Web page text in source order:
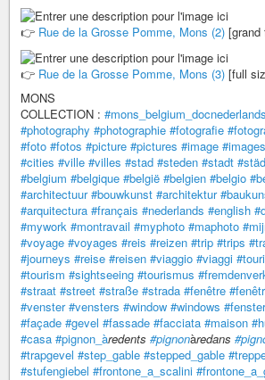
👉 Rue de la Grosse Pomme, Mons (2) [grand
👉 Rue de la Grosse Pomme, Mons (3) [full
MONS
COLLECTION : #mons_belgium_docnederlands
#photography #photographie #fotografie
#foto #fotos #picture #pictures #image #images
#cities #ville #villes #stad #steden #stadt
#belgium #belgique #belgië #belgien #belgio
#architectuur #bouwkunst #architektur
#arquitectura #français #nederlands #english
#mywork #montravail #myphoto #maphoto
#voyage #voyages #reis #reizen #trip #trips
#journeys #reise #reisen #viaggio #viaggi
#tourism #sightseeing #tourismus
#straat #street #straße #strada #fenêtre
#venster #vensters #window #windows #fenster
#façade #gevel #fassade #facciata #maison
#casa #pignon_àredents #pignonàredans
#trapgevel #step_gable #stepped_gable
#stufengiebel #frontone_a_scalini